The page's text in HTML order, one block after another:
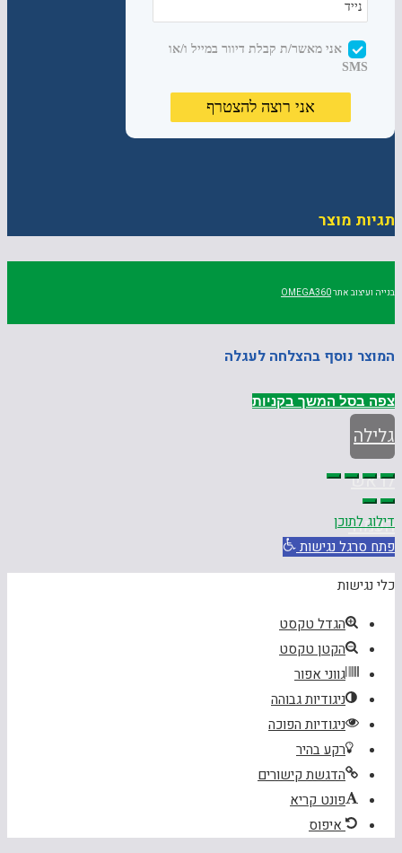
תגיות מוצר
בנייה ועיצוב אתרOMEGA360
המוצר נוסף בהצלחה לעגלה
צפה בסל המשך בקניות
גלילה
לראש
העמוד
דילוג לתוכן
פתח סרגל נגישות
כלי נגישות
הגדל טקסט
הקטן טקסט
גווני אפור
ניגודיות גבוהה
ניגודיות הפוכה
רקע בהיר
הדגשת קישורים
פונט קריא
איפוס